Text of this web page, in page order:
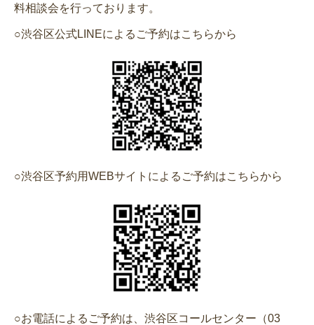
料相談会を行っております。
○渋谷区公式LINEによるご予約はこちらから
○渋谷区予約用WEBサイトによるご予約はこちらから
○お電話によるご予約は、渋谷区コールセンター（03